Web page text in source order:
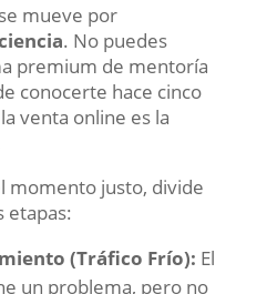
mueve por
. No puedes
premium de mentoría
conocerte hace cinco
venta online es la
momento justo, divide
etapas:
(Tráfico Frío): El
un problema, pero no